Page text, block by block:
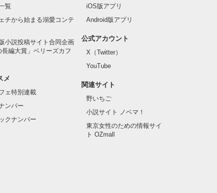
覧
チから始まる溺愛コンテ
小説投稿サイト合同企画
長編大賞」ベリーズカフ
メ
ェ特別連載
ンバー
クナンバー
iOS版アプリ
Android版アプリ
公式アカウント
X（Twitter）
YouTube
関連サイト
野いちご
小説サイト ノベマ！
東京女性のための情報サイ
ト OZmall